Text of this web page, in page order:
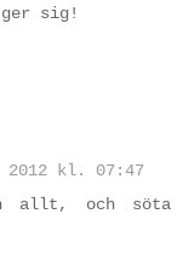
ger sig!
2012 kl. 07:47
allt, och söta